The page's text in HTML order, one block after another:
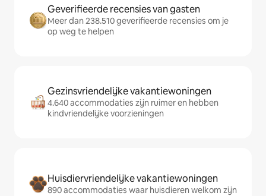
Geverifieerde recensies van gasten
Meer dan 238.510 geverifieerde recensies om je
op weg te helpen
Gezinsvriendelijke vakantiewoningen
4.640 accommodaties zijn ruimer en hebben
kindvriendelijke voorzieningen
Huisdiervriendelijke vakantiewoningen
890 accommodaties waar huisdieren welkom zijn